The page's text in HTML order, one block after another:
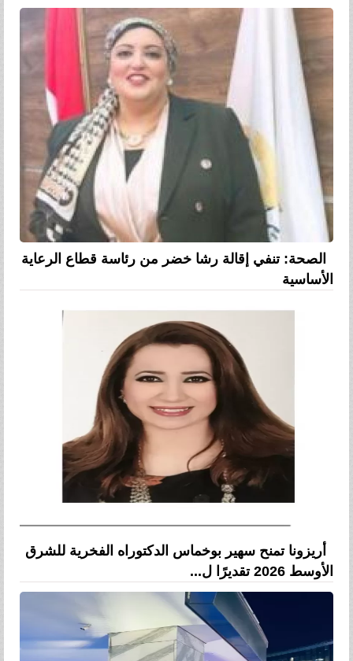
الصحة: تنفي إقالة رشا خضر من رئاسة قطاع الرعاية
الأساسية
أريزونا تمنح سهير بوخماس الدكتوراه الفخرية للشرق
الأوسط 2026 تقديرًا ل...